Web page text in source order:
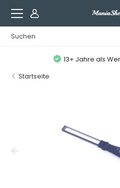
13+ Jahre als
Startseite